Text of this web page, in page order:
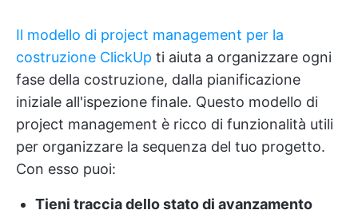
Il modello di project management per la
costruzione ClickUp ti aiuta a organizzare ogni
fase della costruzione, dalla pianificazione
iniziale all'ispezione finale. Questo modello di
project management è ricco di funzionalità utili
per organizzare la sequenza del tuo progetto.
Con esso puoi:
Tieni traccia dello stato di avanzamento